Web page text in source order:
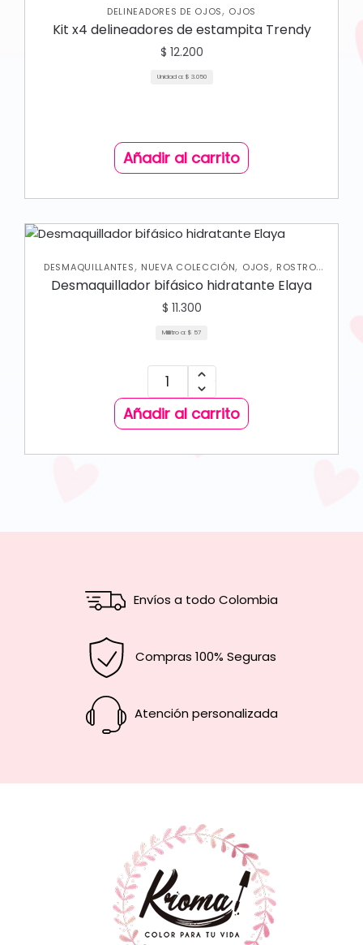
DELINEADORES DE OJOS, OJOS
Kit x4 delineadores de estampita Trendy
$ 12.200
Unidad a: $ 3.050
Añadir al carrito
DESMAQUILLANTES, NUEVA COLECCIÓN, OJOS, ROSTRO,
SKIN CARE FACIAL
Desmaquillador bifásico hidratante Elaya
$ 11.300
Mililitro a: $ 57
Añadir al carrito
Envíos a todo Colombia
Compras 100% Seguras
Atención personalizada